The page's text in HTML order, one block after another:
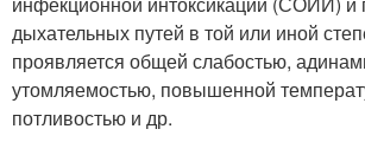
дыхательных путей в той или иной
проявляется общей слабостью,
утомляемостью, повышенной
потливостью и др.